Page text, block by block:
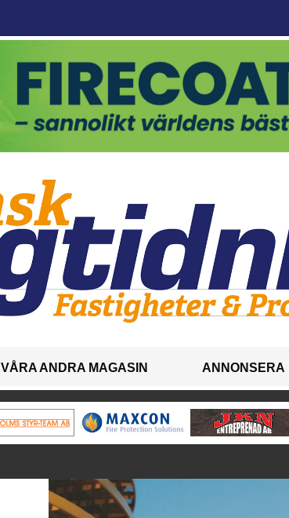
VÅRA ANDRA MAGASIN ANNONSERA